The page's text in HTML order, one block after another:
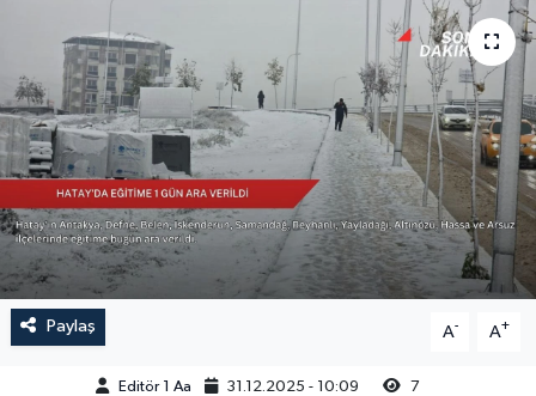
Paylaş A- A+
Editör 1 Aa 31.12.2025 - 10:09 7
Magazin
Sağlık
Siyaset
Spor
Türkiye